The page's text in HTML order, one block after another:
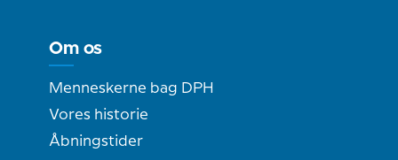
Om os
Menneskerne bag DPH
Vores historie
Åbningstider